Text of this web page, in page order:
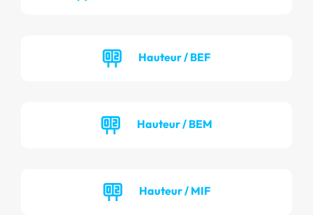
Hauteur / BEF
Hauteur / BEM
Hauteur / MIF